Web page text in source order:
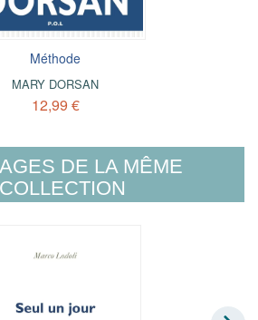
Méthode
MARY DORSAN
12,99 €
DE LA MÊME
COLLECTION